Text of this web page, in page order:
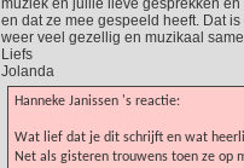
muziek en jullie lieve gesprekken
en dat ze mee gespeeld heeft. Dat
weer veel gezellig en muzikaal
Liefs
Jolanda
Hanneke Janissen 's reactie:
Wat lief dat je dit schrijft en wat
Net als gisteren trouwens toen ze op